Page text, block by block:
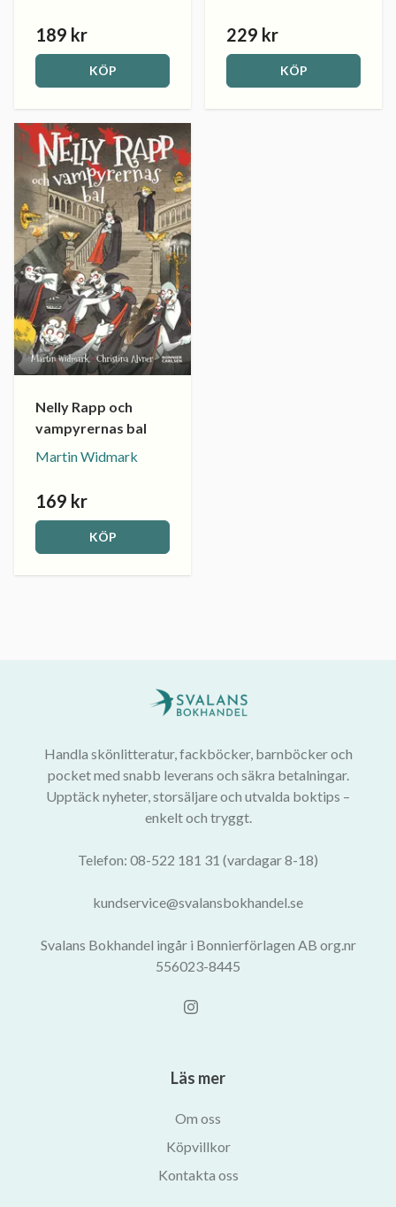
189 kr
KÖP
229 kr
KÖP
Nelly Rapp och
vampyrernas bal
Martin Widmark
169 kr
KÖP
Handla skönlitteratur, fackböcker, barnböcker och
pocket med snabb leverans och säkra betalningar.
Upptäck nyheter, storsäljare och utvalda boktips –
enkelt och tryggt.
Telefon: 08-522 181 31 (vardagar 8-18)
kundservice@svalansbokhandel.se
Svalans Bokhandel ingår i Bonnierförlagen AB org.nr
556023-8445
Läs mer
Om oss
Köpvillkor
Kontakta oss